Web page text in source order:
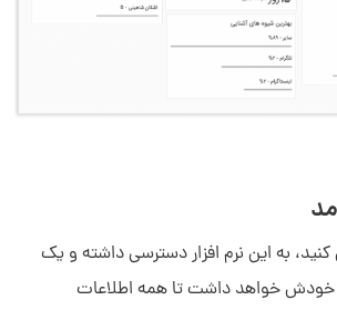
به این نرم افزار دسترسی داشته و یک
خواهد داشت تا همه اطلاعات